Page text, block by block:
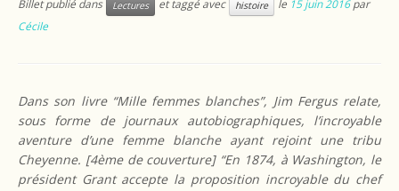
Billet publié dans Lectures et taggé avec histoire le 15 juin 2016 par
Cécile
Dans son livre “Mille femmes blanches”, Jim Fergus relate,
sous forme de journaux autobiographiques, l’incroyable
aventure d’une femme blanche ayant rejoint une tribu
Cheyenne. [4ème de couverture] “En 1874, à Washington, le
président Grant accepte la proposition incroyable du chef